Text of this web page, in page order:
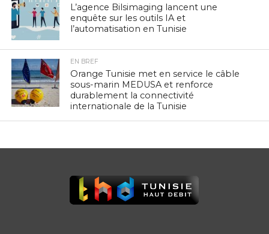
L’agence Bilsimaging lancent une
enquête sur les outils IA et
l’automatisation en Tunisie
EN BREF
Orange Tunisie met en service le câble
sous-marin MEDUSA et renforce
durablement la connectivité
internationale de la Tunisie